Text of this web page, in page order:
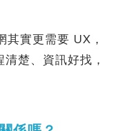
其實更需要 UX，
楚、資訊好找，